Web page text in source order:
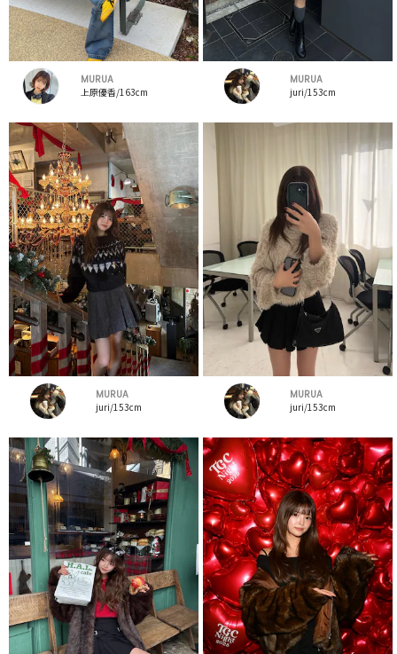
MURUA
上原優香/163cm
MURUA
juri/153cm
MURUA
juri/153cm
MURUA
juri/153cm